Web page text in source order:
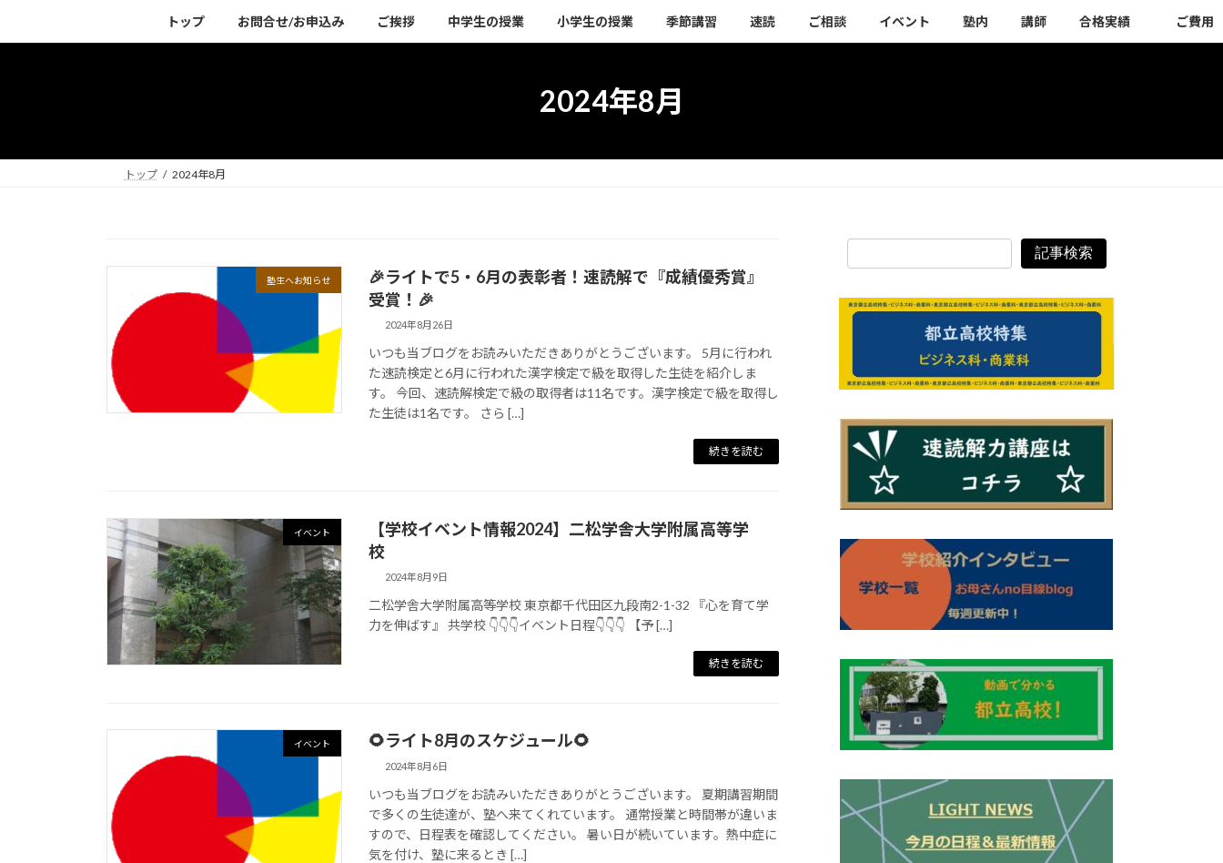
キ
に
トップ お問合せ/お申込み ご挨拶 中学生の授業 小学生の授業 季節講習 速読 ご相談 イベント 塾内 講師 合格実績 ご費用
2024年8月
トップ 2024年8月
塾生へお知らせ
🎉ライトで5・6月の表彰者！速読解で『成績優秀賞』
受賞！🎉
2024年8月26日
いつも当ブログをお読みいただきありがとうございます。 5月に行われ
た速読検定と6月に行われた漢字検定で級を取得した生徒を紹介しま
す。 今回、速読解検定で級の取得者は11名です。漢字検定で級を取得し
た生徒は1名です。 さら […]
続きを読む
イベント
【学校イベント情報2024】二松学舎大学附属高等学
校
2024年8月9日
二松学舎大学附属高等学校 東京都千代田区九段南2-1-32 『心を育て学
力を伸ばす』 共学校 👇👇👇イベント日程👇👇👇 【予 […]
続きを読む
イベント 🌻ライト8月のスケジュール🌻
2024年8月6日
いつも当ブログをお読みいただきありがとうございます。 夏期講習期間
で多くの生徒達が、塾へ来てくれています。 通常授業と時間帯が違いま
すので、日程表を確認してください。 暑い日が続いています。熱中症に
気を付け、塾に来るとき […]
記事検索